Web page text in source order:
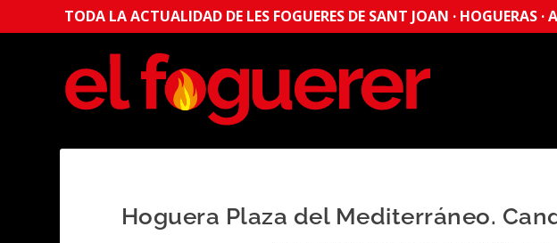
TODA LA ACTUALIDAD DE LES FOGUERES DE SANT JOAN · HOGUERAS ·
Hoguera Plaza del Mediterráneo.